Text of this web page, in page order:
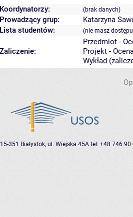
Koordynatorzy:
(brak danych)
Prowadzący grup:
Katarzyna
Lista studentów:
(nie masz
Zaliczenie:
Przedmiot -
Projekt -
Wykład
15-351 Białystok, ul. Wiejska 45A tel: +48 746 90